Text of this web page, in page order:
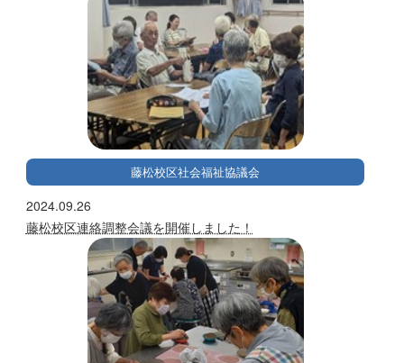
藤松校区社会福祉協議会
2024.09.26
藤松校区連絡調整会議を開催しました！